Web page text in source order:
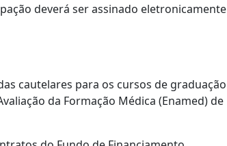
deverá ser assinado eletronicamente
cautelares para os cursos de graduação
da Formação Médica (Enamed) de